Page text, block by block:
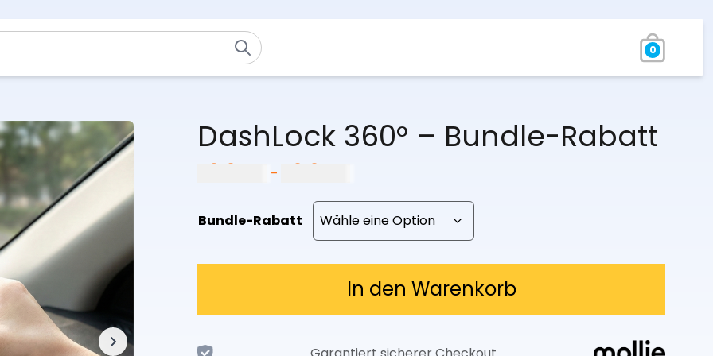
0
DashLock 360° – Bundle-Rabatt
29,97 – 79,97
bis
79,97 €
Bundle-Rabatt
In den Warenkorb